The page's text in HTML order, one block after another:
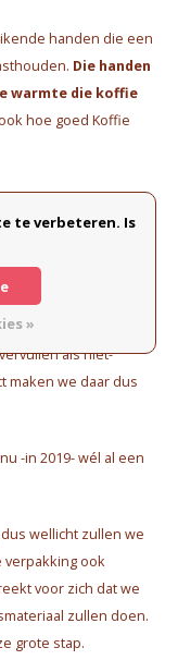
handen die een
Die handen
warmte die koffie
hoe goed Koffie
voor
zeggen dat die dus
als niet-
maken we daar dus
-in 2019- wél al een
wellicht zullen we
ook
voor zich dat we
zullen doen.
grote stap.
te verbeteren. Is
»